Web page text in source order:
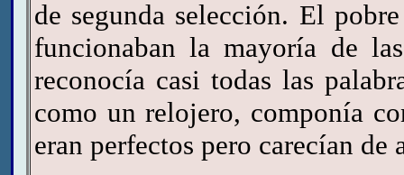
de segunda selección. El
funcionaban la mayoría de
reconocía casi todas las
como un relojero, componía
eran perfectos pero carecían de